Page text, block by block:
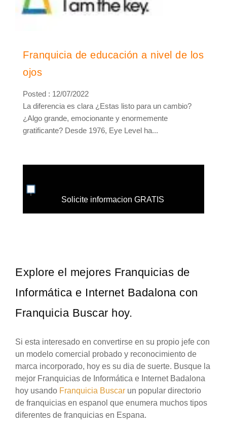
Franquicia de educación a nivel de los
ojos
Posted : 12/07/2022
La diferencia es clara ¿Estas listo para un cambio?
¿Algo grande, emocionante y enormemente
gratificante? Desde 1976, Eye Level ha...
Solicite informacion GRATIS
Explore el mejores Franquicias de
Informática e Internet Badalona con
Franquicia Buscar hoy.
Si esta interesado en convertirse en su propio jefe con
un modelo comercial probado y reconocimiento de
marca incorporado, hoy es su dia de suerte. Busque la
mejor Franquicias de Informática e Internet Badalona
hoy usando Franquicia Buscar un popular directorio
de franquicias en espanol que enumera muchos tipos
diferentes de franquicias en Espana.